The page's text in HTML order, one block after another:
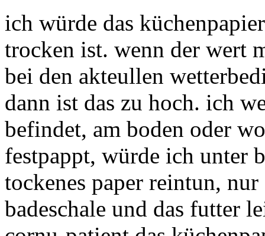
ich würde das
trocken ist. wenn der wert
bei den akteullen
dann ist das zu hoch. ich
befindet, am boden oder
festpappt, würde ich unter
tockenes paper reintun,
badeschale und das futter